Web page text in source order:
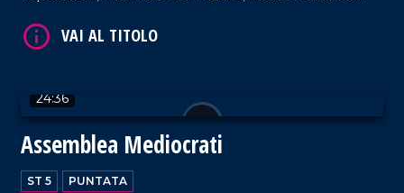
24:36
Assemblea Mediocrati
ST 5 PUNTATA
VAI AL TITOLO